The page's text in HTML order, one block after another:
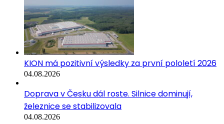
KION má pozitivní výsledky za první pololetí 2026
04.08.2026
Doprava v Česku dál roste. Silnice dominují,
železnice se stabilizovala
04.08.2026